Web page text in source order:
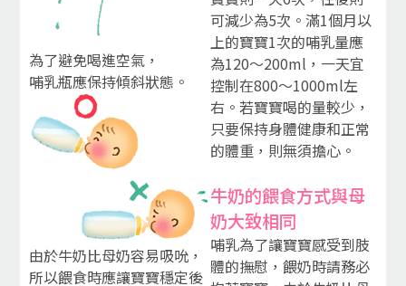
為了避免喝進空氣，
哺乳瓶應保持傾斜狀態。
由於牛奶比母奶容易吸吮，
所以餵食時應讓寶寶穩定後
可減少為5次。滿1個月以
上的寶寶1次的哺乳量應
為120～200ml，一天宜
控制在800～1000ml左
右。若寶寶喝的量較少，
只要保持身體健康和正常
的體重，則無須擔心。
牛奶的餵食方式與母
奶大致相同
哺乳為了讓寶寶感受到肢
體的撫慰，餵奶時請務必